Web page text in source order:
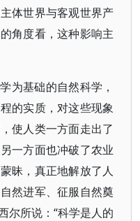
体世界与客观世界产
角度看，这种影响主
为基础的自然科学，
的实质，对这些现象
使人类一方面走出了
一方面也冲破了农业
昧，真正地解放了人
然进军、征服自然奠
尔所说：“科学是人的